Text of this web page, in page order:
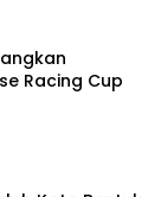
Racing Cup